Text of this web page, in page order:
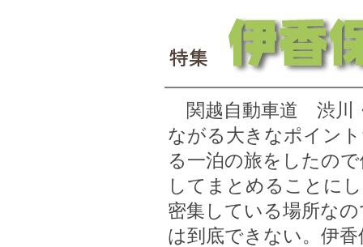
関越自動車道 渋川
ながる大きなポイン
る一泊の旅をしたの
してまとめることに
密集している場所な
は到底できない。伊